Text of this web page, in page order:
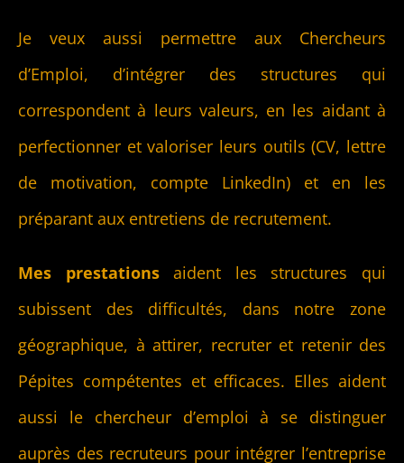
Je veux aussi permettre aux Chercheurs
d’Emploi, d’intégrer des structures qui
correspondent à leurs valeurs, en les aidant à
perfectionner et valoriser leurs outils (CV, lettre
de motivation, compte LinkedIn) et en les
préparant aux entretiens de recrutement.
Mes prestationsaident les structures qui
subissent des difficultés, dans notre zone
géographique, à attirer, recruter et retenir des
Pépites compétentes et efficaces. Elles aident
aussi le chercheur d’emploi à se distinguer
auprès des recruteurs pour intégrer l’entreprise